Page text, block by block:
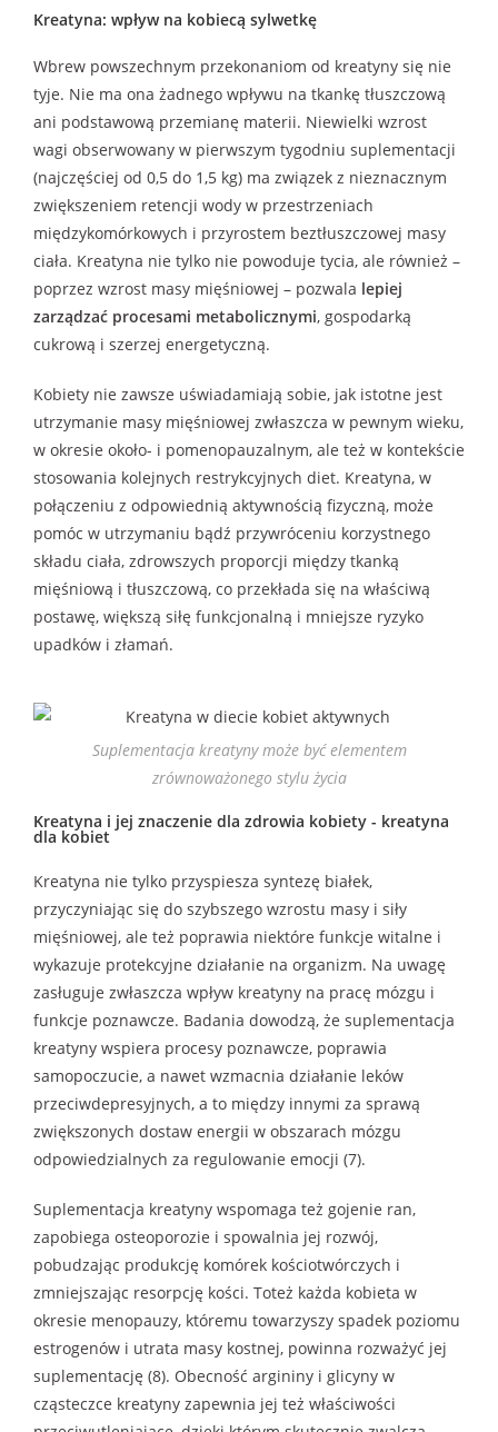
Kreatyna: wpływ na kobiecą sylwetkę
Wbrew powszechnym przekonaniom od kreatyny się nie
tyje. Nie ma ona żadnego wpływu na tkankę tłuszczową
ani podstawową przemianę materii. Niewielki wzrost
wagi obserwowany w pierwszym tygodniu suplementacji
(najczęściej od 0,5 do 1,5 kg) ma związek z nieznacznym
zwiększeniem retencji wody w przestrzeniach
międzykomórkowych i przyrostem beztłuszczowej masy
ciała. Kreatyna nie tylko nie powoduje tycia, ale również –
poprzez wzrost masy mięśniowej – pozwala lepiej
zarządzać procesami metabolicznymi, gospodarką
cukrową i szerzej energetyczną.
Kobiety nie zawsze uświadamiają sobie, jak istotne jest
utrzymanie masy mięśniowej zwłaszcza w pewnym wieku,
w okresie około- i pomenopauzalnym, ale też w kontekście
stosowania kolejnych restrykcyjnych diet. Kreatyna, w
połączeniu z odpowiednią aktywnością fizyczną, może
pomóc w utrzymaniu bądź przywróceniu korzystnego
składu ciała, zdrowszych proporcji między tkanką
mięśniową i tłuszczową, co przekłada się na właściwą
postawę, większą siłę funkcjonalną i mniejsze ryzyko
upadków i złamań.
Suplementacja kreatyny może być elementem
zrównoważonego stylu życia
Kreatyna i jej znaczenie dla zdrowia kobiety - kreatyna
dla kobiet
Kreatyna nie tylko przyspiesza syntezę białek,
przyczyniając się do szybszego wzrostu masy i siły
mięśniowej, ale też poprawia niektóre funkcje witalne i
wykazuje protekcyjne działanie na organizm. Na uwagę
zasługuje zwłaszcza wpływ kreatyny na pracę mózgu i
funkcje poznawcze. Badania dowodzą, że suplementacja
kreatyny wspiera procesy poznawcze, poprawia
samopoczucie, a nawet wzmacnia działanie leków
przeciwdepresyjnych, a to między innymi za sprawą
zwiększonych dostaw energii w obszarach mózgu
odpowiedzialnych za regulowanie emocji (7).
Suplementacja kreatyny wspomaga też gojenie ran,
zapobiega osteoporozie i spowalnia jej rozwój,
pobudzając produkcję komórek kościotwórczych i
zmniejszając resorpcję kości. Toteż każda kobieta w
okresie menopauzy, któremu towarzyszy spadek poziomu
estrogenów i utrata masy kostnej, powinna rozważyć jej
suplementację (8). Obecność argininy i glicyny w
cząsteczce kreatyny zapewnia jej też właściwości